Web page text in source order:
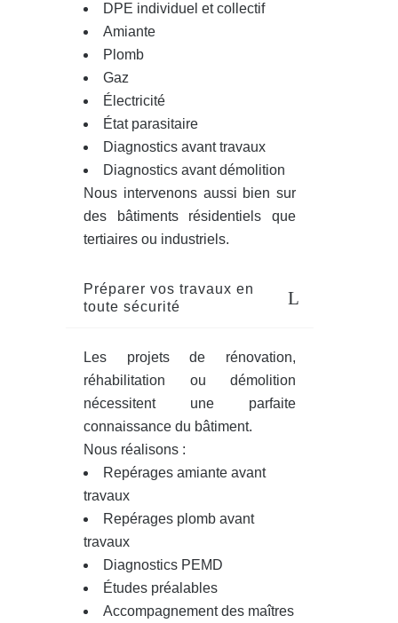
DPE individuel et collectif
Amiante
Plomb
Gaz
Électricité
État parasitaire
Diagnostics avant travaux
Diagnostics avant démolition
Nous intervenons aussi bien sur
des bâtiments résidentiels que
tertiaires ou industriels.
Préparer vos travaux en
toute sécurité
Les projets de rénovation,
réhabilitation ou démolition
nécessitent une parfaite
connaissance du bâtiment.
Nous réalisons :
Repérages amiante avant
travaux
Repérages plomb avant
travaux
Diagnostics PEMD
Études préalables
Accompagnement des maîtres